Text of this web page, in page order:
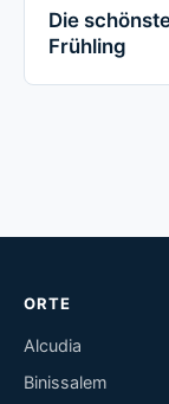
Die
Frühling
ORTE
Alcudia
Binissalem